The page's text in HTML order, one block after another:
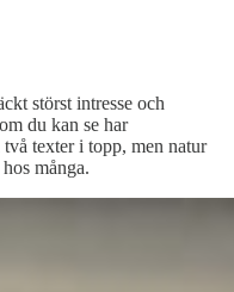
störst intresse och
du kan se har
texter i topp, men natur
många.